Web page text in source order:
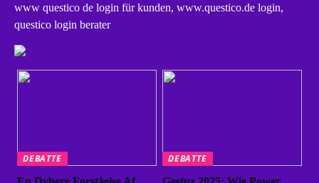
www questico de login für kunden, www.questico.de login,
questico login berater
DEBATTE
DEBATTE